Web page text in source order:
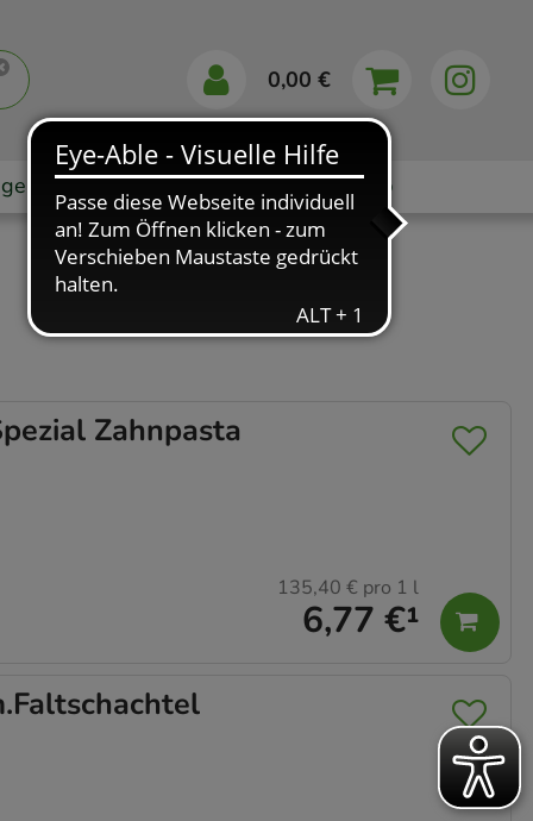
0,00 €
Markenshops Ratgeber App
Zahnpasta
6,77 €¹
135,40 € pro 1 l